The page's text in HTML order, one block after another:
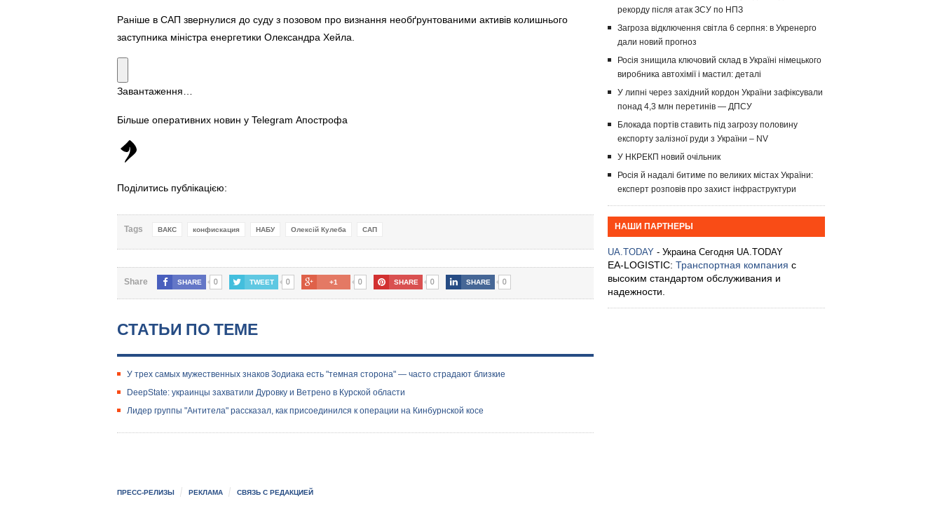
Раніше в САП звернулися до суду з позовом про визнання необґрунтованими активів колишнього
заступника міністра енергетики Олександра Хейла.
Завантаження…
Більше оперативних новин у Telegram Апострофа
Поділитись публікацією:
Tags ВАКС конфискация НАБУ Олексій Кулеба САП
Share SHARE 0 TWEET 0 +1 0 SHARE 0 SHARE 0
СТАТЬИ ПО ТЕМЕ
У трех самых мужественных знаков Зодиака есть "темная сторона" — часто страдают близкие
DeepState: украинцы захватили Дуровку и Ветрено в Курской области
Лидер группы "Антитела" рассказал, как присоединился к операции на Кинбурнской косе
рекорду після атак ЗСУ по НПЗ
Загроза відключення світла 6 серпня: в Укренерго
дали новий прогноз
Росія знищила ключовий склад в Україні німецького
виробника автохімії і мастил: деталі
У липні через західний кордон України зафіксували
понад 4,3 млн перетинів — ДПСУ
Блокада портів ставить під загрозу половину
експорту залізної руди з України – NV
У НКРЕКП новий очільник
Росія й надалі битиме по великих містах України:
експерт розповів про захист інфраструктури
НАШИ ПАРТНЕРЫ
UA.TODAY - Украина Сегодня UA.TODAY
EA-LOGISTIC: Транспортная компания с
высоким стандартом обслуживания и
надежности.
ПРЕСС-РЕЛИЗЫ РЕКЛАМА СВЯЗЬ С РЕДАКЦИЕЙ